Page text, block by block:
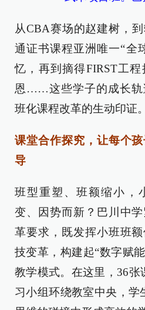
从CBA赛场的赵建树，
通证书课程亚洲唯一“全
忆，再到摘得FIRST工
恩……这些学子的成长轨
班化课程改革的生动印证。
课堂合作探究，让每个
导
班型重塑、班额缩小，
变、因势而新？巴川中
革要求，既发挥小班班
技变革，构建起“数字赋
教学模式。在这里，36张
习小组环绕教室中央，学